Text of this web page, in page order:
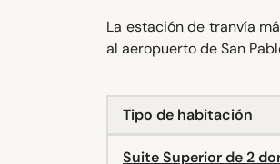
La estación de tranvía
al aeropuerto de San
Tipo de habitación
Suite Superior de 2